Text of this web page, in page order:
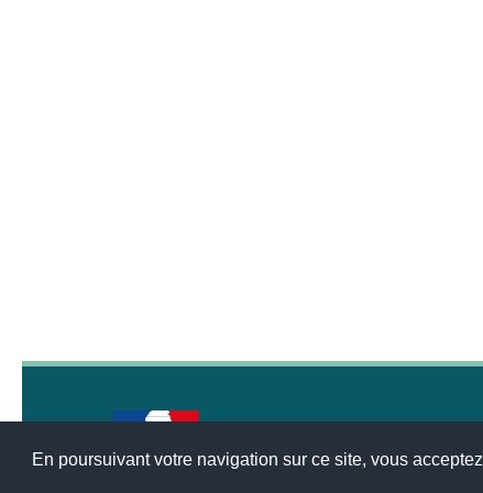
En poursuivant votre navigation sur ce site, vous